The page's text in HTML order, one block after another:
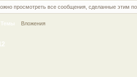
просмотреть все сообщения, сделанные этим
Темы Вложения